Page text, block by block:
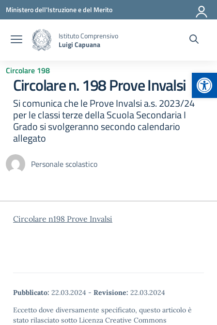
Vai ai contenuti
Vai al menu di navigazione
Vai al footer
Ministero dell'Istruzione e del Merito
Istituto Comprensivo
Luigi Capuana
Circolare 198
Circolare n. 198 Prove Invalsi
Si comunica che le Prove Invalsi a.s. 2023/24
per le classi terze della Scuola Secondaria I
Grado si svolgeranno secondo calendario
allegato
Personale scolastico
Circolare n198 Prove Invalsi
Pubblicato: 22.03.2024 - Revisione: 22.03.2024
Eccetto dove diversamente specificato, questo articolo è
stato rilasciato sotto Licenza Creative Commons